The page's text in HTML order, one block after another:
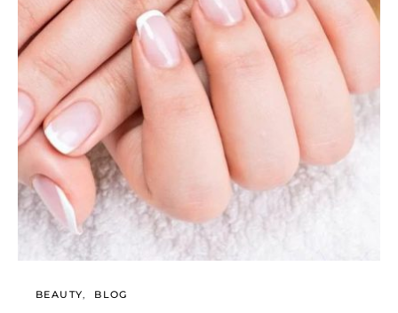
BEAUTY BLOG